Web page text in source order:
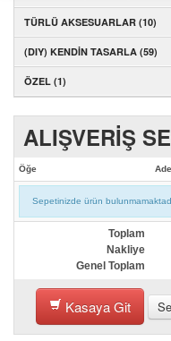
TÜRLÜ AKSESUARLAR (10)
(DIY) KENDİN TASARLA (59)
ÖZEL (1)
ALIŞVERİŞ
Öğe
Sepetinizde ürün
Toplam
Nakliye
Genel Toplam
Kasaya Git